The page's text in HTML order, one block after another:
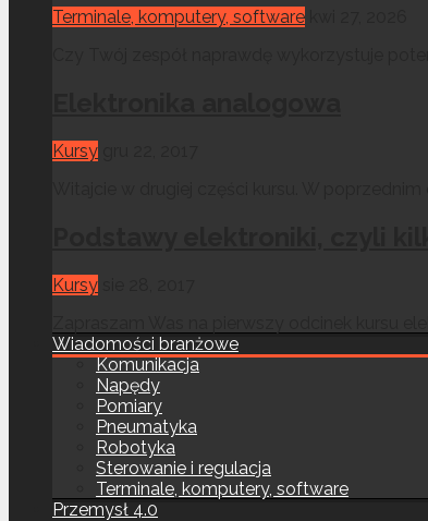
Terminale, komputery, software
Kursy
Kursy
Wiadomości branżowe
Komunikacja
Napędy
Pomiary
Pneumatyka
Robotyka
Sterowanie i regulacja
Terminale, komputery, software
Przemysł 4.0